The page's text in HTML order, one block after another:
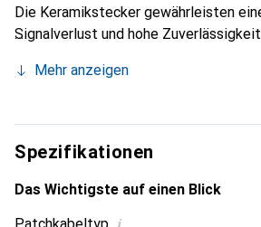
Die Keramikstecker gewährleisten
Signalverlust und hohe
Mehr anzeigen
Spezifikationen
Das Wichtigste auf einen Blick